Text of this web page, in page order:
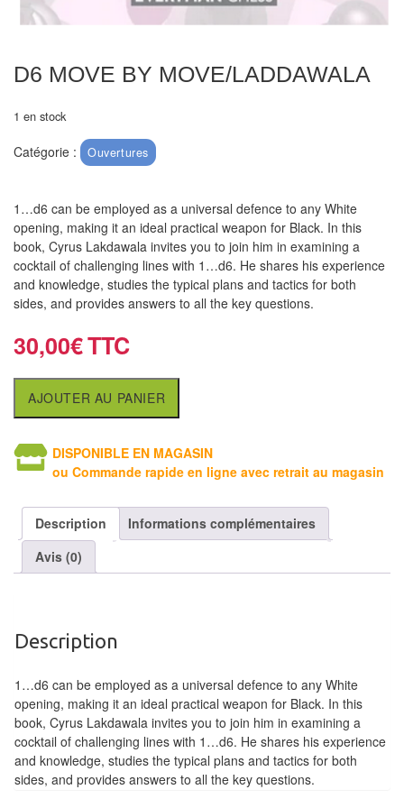
air
Echiquier
pour
aveugles
d'échecs
Livres
en
anglais
en
français
Tables
Accessoires
société
cartes
Collectionner
(TCG)
Les
Classiques
D6 MOVE BY MOVE/LADDAWALA
1 en stock
Catégorie : Ouvertures
1…d6 can be employed as a universal defence to any White
opening, making it an ideal practical weapon for Black. In this
book, Cyrus Lakdawala invites you to join him in examining a
cocktail of challenging lines with 1…d6. He shares his experience
and knowledge, studies the typical plans and tactics for both
sides, and provides answers to all the key questions.
30,00€
AJOUTER AU PANIER
DISPONIBLE EN MAGASIN
ou Commande rapide en ligne avec retrait au magasin
Description
Informations complémentaires
Avis (0)
Description
1…d6 can be employed as a universal defence to any White
opening, making it an ideal practical weapon for Black. In this
book, Cyrus Lakdawala invites you to join him in examining a
cocktail of challenging lines with 1…d6. He shares his experience
and knowledge, studies the typical plans and tactics for both
sides, and provides answers to all the key questions.